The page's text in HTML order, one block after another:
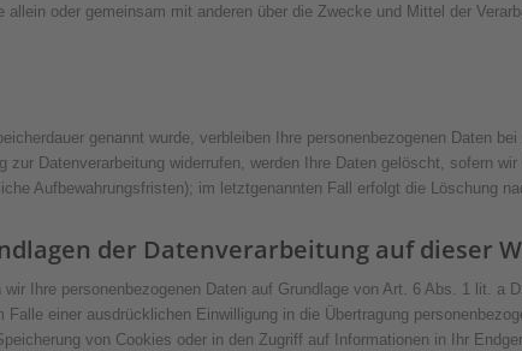
oder gemeinsam mit anderen über die Zwecke und Mittel der
genannt wurde, verbleiben Ihre personenbezogenen Daten
Datenverarbeitung widerrufen, werden Ihre Daten gelöscht, sofern
Aufbewahrungsfristen); im letztgenannten Fall erfolgt die Löschung
der Datenverarbeitung auf dieser
Ihre personenbezogenen Daten auf Grundlage von Art. 6 Abs. 1 lit. a
einer ausdrücklichen Einwilligung in die Übertragung
von Cookies oder in den Zugriff auf Informationen in Ihr